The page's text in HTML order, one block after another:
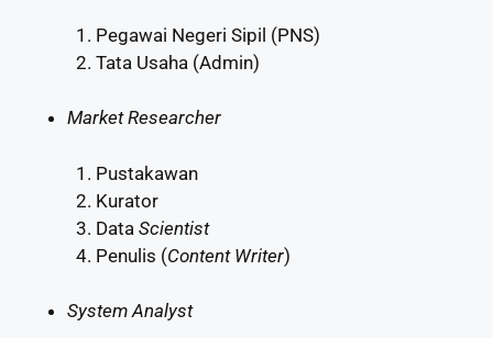
Pegawai Negeri Sipil (PNS)
Tata Usaha (Admin)
Market Researcher
Pustakawan
Kurator
Data Scientist
Penulis (Content Writer)
System Analyst